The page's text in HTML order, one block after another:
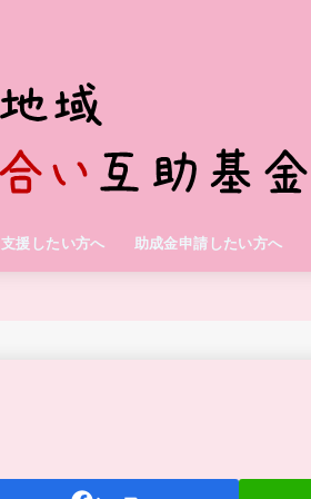
支援したい方へ 助成金申請したい方へ